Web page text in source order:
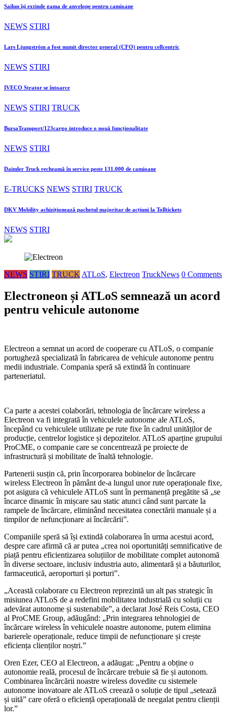
Sailun își extinde gama de anvelope pentru camioane
NEWS STIRI
Lars Ljungström a fost numit director general (CFO) pentru cellcentric
NEWS STIRI
IVECO Strator se întoarce
NEWS STIRI TRUCK
BursaTransport/123cargo introduce o nouă funcționalitate
NEWS STIRI
Daimler Truck recheamă în service peste 131.000 de camioane
E-TRUCKS NEWS STIRI TRUCK
DKV Mobility achiziționează pachetul majoritar de acțiuni la Tolltickets
NEWS STIRI
NEWS STIRI TRUCK ATLoS, Electreon TruckNews 0 Comments
Electroneon și ATLoS semnează un acord
pentru vehicule autonome
Electreon a semnat un acord de cooperare cu ATLoS, o companie
portugheză specializată în fabricarea de vehicule autonome pentru
medii industriale. Compania speră să extindă în continuare
parteneriatul.
Ca parte a acestei colaborări, tehnologia de încărcare wireless a
Electreon va fi integrată în vehiculele autonome ale ATLoS,
începând cu vehiculele utilizate pe rute fixe în cadrul unităților de
producție, centrelor logistice și depozitelor. ATLoS aparține grupului
ProCME, o companie care se concentrează pe proiecte de
infrastructură și mobilitate de înaltă tehnologie.
Partenerii susțin că, prin încorporarea bobinelor de încărcare
wireless Electreon în pământ de-a lungul unor rute operaționale fixe,
pot asigura că vehiculele ATLoS sunt în permanență pregătite să „se
încarce dinamic în mișcare sau static atunci când sunt parcate la
rampele de încărcare, eliminând necesitatea conectării manuale și a
timpilor de nefuncționare ai încărcării”.
Companiile speră să își extindă colaborarea în urma acestui acord,
despre care afirmă că ar putea „crea noi oportunități semnificative de
piață pentru eficientizarea soluțiilor de mobilitate complet autonomă
în diverse sectoare, inclusiv industria auto, alimentară și a băuturilor,
farmaceutică, aeroporturi și porturi”.
„Această colaborare cu Electreon reprezintă un alt pas strategic în
misiunea ATLoS de a redefini mobilitatea industrială cu soluții cu
adevărat autonome și sustenabile”, a declarat José Reis Costa, CEO
al ProCME Group, adăugând: „Prin integrarea tehnologiei de
încărcare wireless în vehiculele noastre autonome, putem elimina
barierele operaționale, reduce timpii de nefuncționare și crește
eficiența clienților noștri.”
Oren Ezer, CEO al Electreon, a adăugat: „Pentru a obține o
autonomie reală, procesul de încărcare trebuie să fie și autonom.
Combinarea încărcării noastre wireless dovedite cu sistemele
autonome inovatoare ale ATLoS creează o soluție de tipul „setează
și uită” care oferă o eficiență operațională de neegalat pentru clienții
lor.”